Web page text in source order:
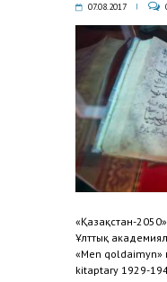
07.08.2017
«Қазақ­стан-
Ұлттық
«Men qoldaimyn»
kitaptary 1929-